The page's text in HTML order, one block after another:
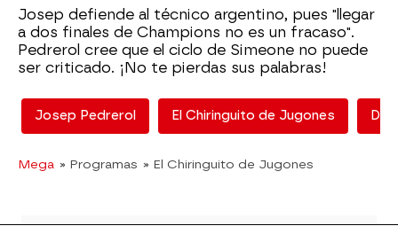
Josep defiende al técnico argentino, pues "llegar
a dos finales de Champions no es un fracaso".
Pedrerol cree que el ciclo de Simeone no puede
ser criticado. ¡No te pierdas sus palabras!
Josep Pedrerol El Chiringuito de Jugones
Mega » Programas » El Chiringuito de Jugones